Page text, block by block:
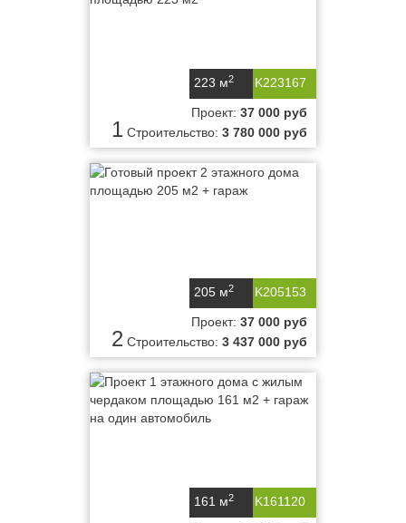
K223167
223 м2
1
Проект: 37 000 руб
Строительство: 3 780 000 руб
K205153
205 м2
2
Проект: 37 000 руб
Строительство: 3 437 000 руб
K161120
161 м2